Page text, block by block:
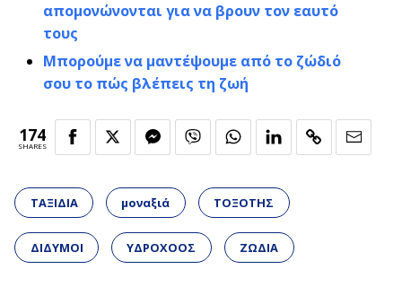
απομονώνονται για να βρουν τον εαυτό
τους
Μπορούμε να μαντέψουμε από το ζώδιό
σου το πώς βλέπεις τη ζωή
174
SHARES
ΤΑΞΙΔΙΑ μοναξιά ΤΟΞΟΤΗΣ
ΔΙΔΥΜΟΙ ΥΔΡΟΧΟΟΣ ΖΩΔΙΑ